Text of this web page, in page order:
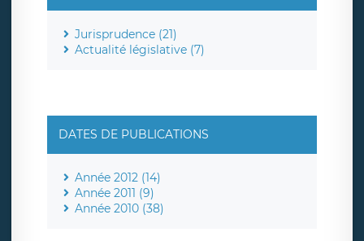
Jurisprudence (21)
Actualité législative (7)
DATES DE PUBLICATIONS
Année 2012 (14)
Année 2011 (9)
Année 2010 (38)